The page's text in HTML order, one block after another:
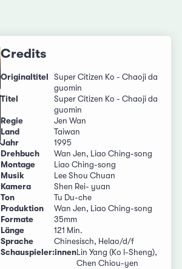
Credits
Originaltitel
Super Citizen Ko - Chaoji da
guomin
Titel
Super Citizen Ko - Chaoji da
guomin
Regie
Jen Wan
Land
Taiwan
Jahr
1995
Drehbuch
Wan Jen, Liao Ching-song
Montage
Liao Ching-song
Musik
Lee Shou Chuan
Kamera
Shen Rei- yuan
Ton
Tu Du-che
Produktion
Wan Jen, Liao Ching-song
Formate
35mm
Länge
121 Min.
Sprache
Chinesisch, Helao/d/f
Schauspieler:innenLin Yang (Ko I-Sheng),
Chen Chiou-yen